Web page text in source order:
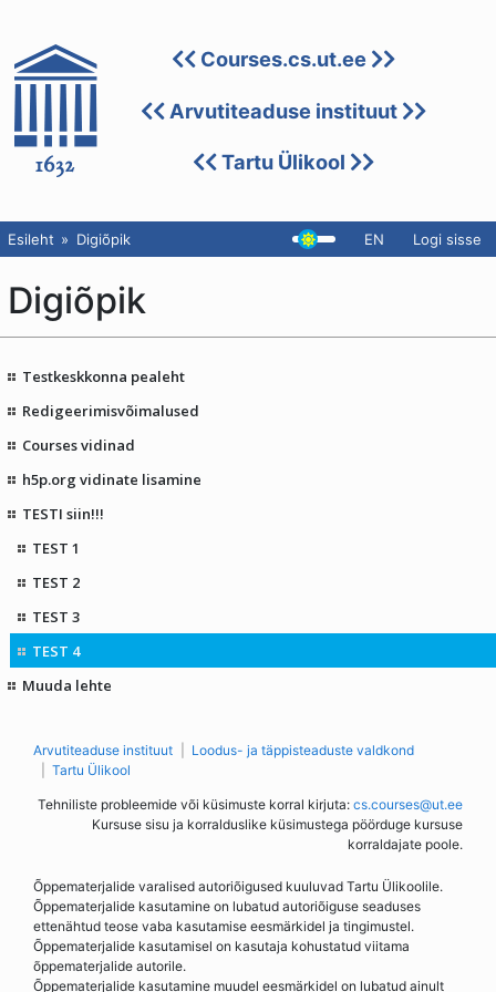
Courses.cs.ut.ee
Arvutiteaduse instituut
Tartu Ülikool
Esileht Digiõpik EN Logi sisse
Digiõpik
Testkeskkonna pealeht
Redigeerimisvõimalused
Courses vidinad
h5p.org vidinate lisamine
TESTI siin!!!
TEST 1
TEST 2
TEST 3
TEST 4
Muuda lehte
Arvutiteaduse instituut
Loodus- ja täppisteaduste valdkond
Tartu Ülikool
Tehniliste probleemide või küsimuste korral kirjuta: cs.courses@ut.ee
Kursuse sisu ja korralduslike küsimustega pöörduge kursuse
korraldajate poole.
Õppematerjalide varalised autoriõigused kuuluvad Tartu Ülikoolile.
Õppematerjalide kasutamine on lubatud autoriõiguse seaduses
ettenähtud teose vaba kasutamise eesmärkidel ja tingimustel.
Õppematerjalide kasutamisel on kasutaja kohustatud viitama
õppematerjalide autorile.
Õppematerjalide kasutamine muudel eesmärkidel on lubatud ainult